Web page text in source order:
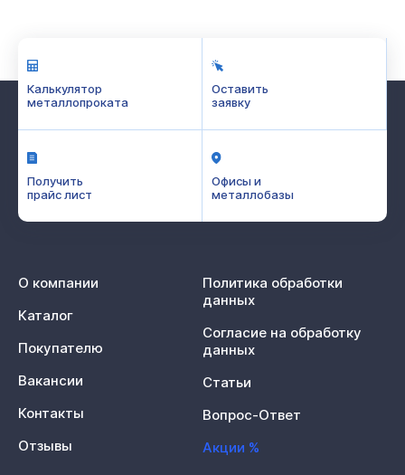
Калькулятор
металлопроката
Оставить
заявку
Получить
прайс лист
Офисы и
металлобазы
О компании
Каталог
Покупателю
Вакансии
Контакты
Отзывы
Политика обработки
данных
Согласие на обработку
данных
Статьи
Вопрос-Ответ
Акции %